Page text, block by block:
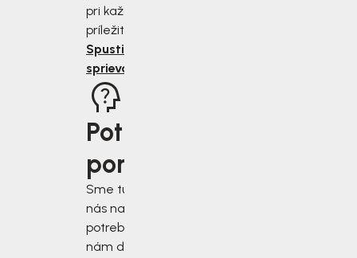
pri každej
príležitosti.
Spustiť
sprievodcu
Potrebujete
poradiť?
Sme tu pre vás, keď
nás najviac
potrebujete. Napíšte
nám do chatového